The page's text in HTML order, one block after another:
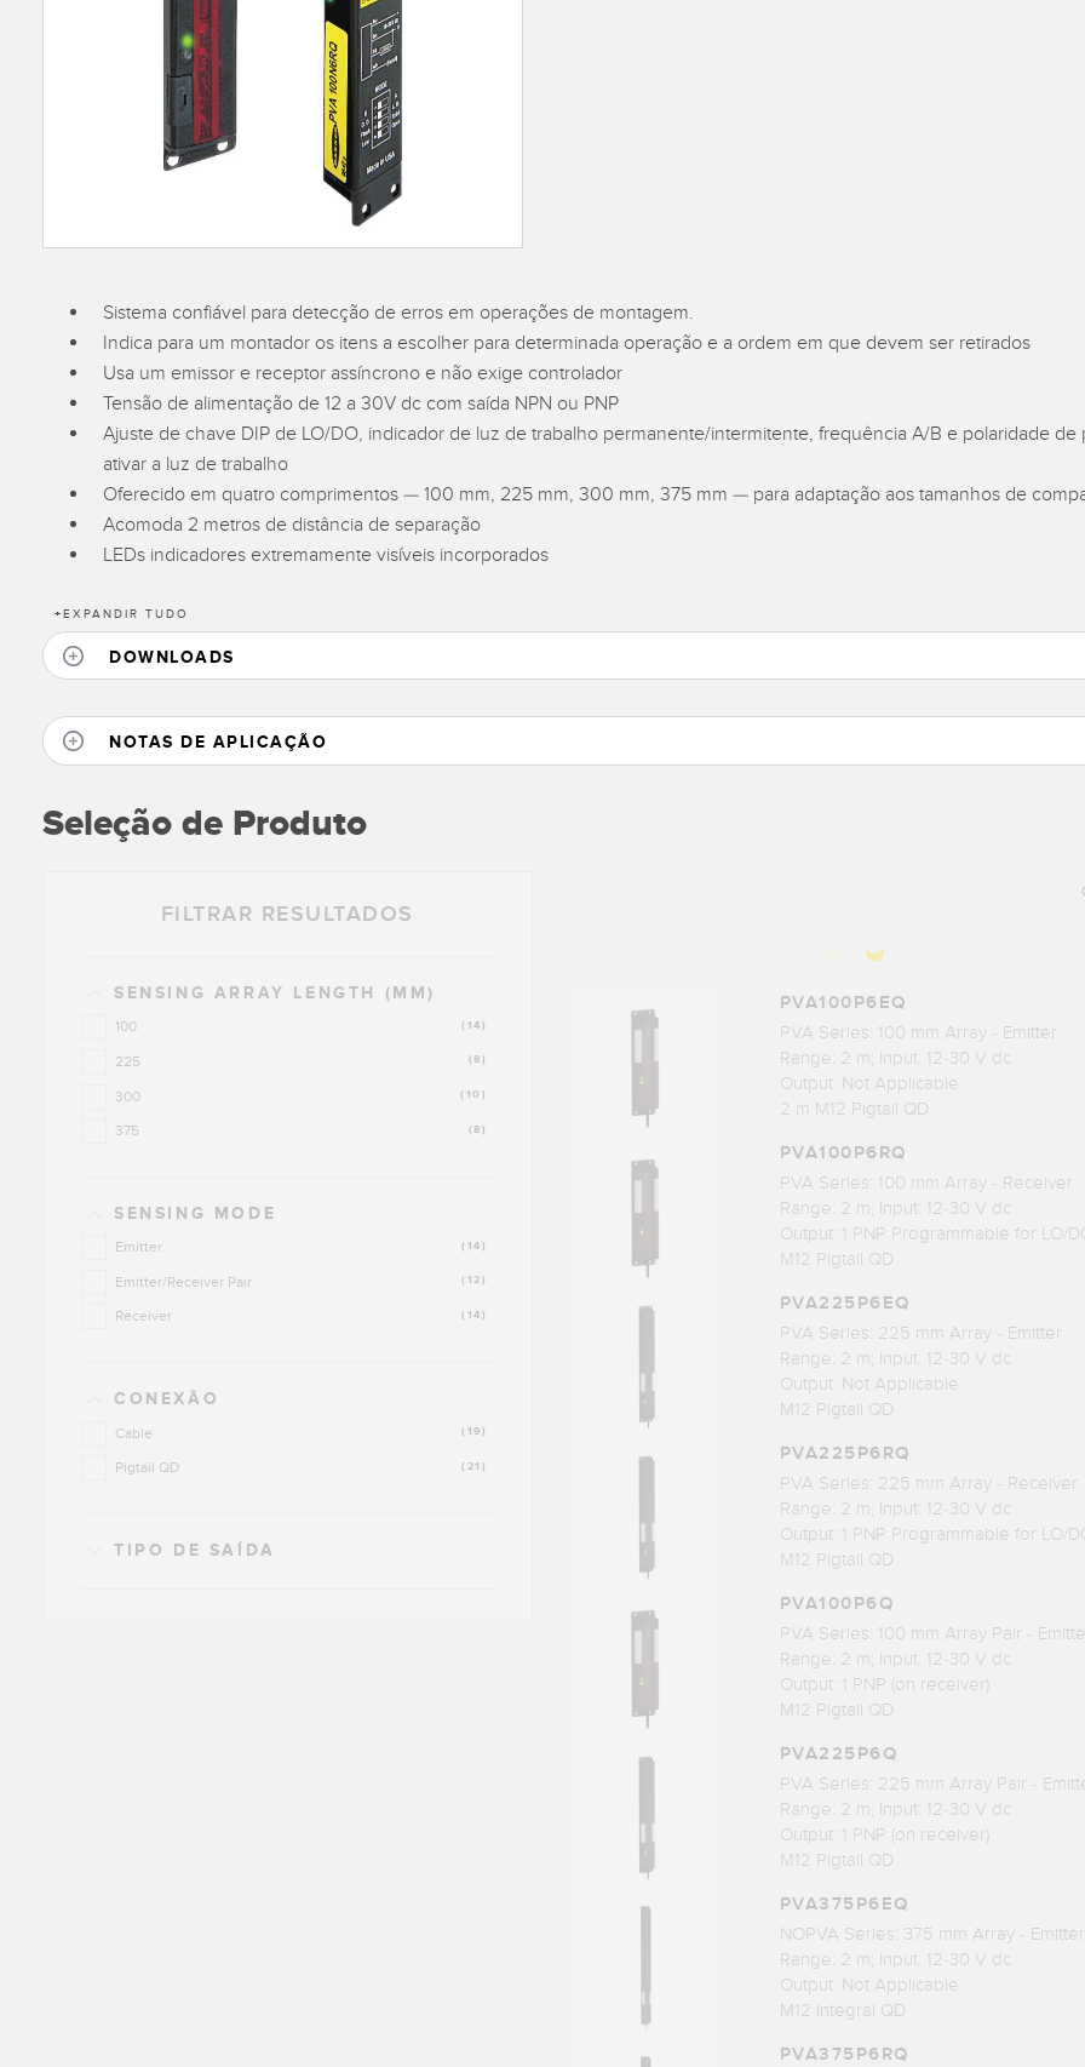
BARCODE & VISION
I/O REMOTAS
CONNECTIVITY
MONITORING SOLUTIONS
ACESSÓRIOS E PRODUTOS
RELACIONADOS
SOFTWARE PARA
PRODUTOS BANNER
TECHNOLOGIES
Cabos
Conversores
ILUMINAÇÃO INDUSTRIAL
INDICAÇÃO DE STATUS
MEDIÇÃO E INSPEÇÃO
CONTROLE DE QUALIDADE
DETECÇÃO DE VEÍCULOS
PREDICTIVE
RADAR APPLICATIONS
Sistema confiável para detecção de erros em operações de montagem.
Indica para um montador os itens a escolher para determinada operação e a ordem em que devem ser retirados
Usa um emissor e receptor assíncrono e não exige controlador
Tensão de alimentação de 12 a 30V dc com saída NPN ou PNP
Ajuste de chave DIP de LO/DO, indicador de luz de trabalho permanente/intermitente, frequência A/B e polaridade de
ativar a luz de trabalho
Oferecido em quatro comprimentos — 100 mm, 225 mm, 300 mm, 375 mm — para adaptação aos tamanhos de
Acomoda 2 metros de distância de separação
LEDs indicadores extremamente visíveis incorporados
+EXPANDIR TUDO
DOWNLOADS
NOTAS DE APLICAÇÃO
Seleção de Produto
FILTRAR RESULTADOS
SENSING ARRAY LENGTH (MM)
(14)
100
(8)
225
(10)
300
(8)
375
SENSING MODE
(14)
Emitter
(12)
Emitter/Receiver Pair
(14)
Receiver
CONEXÃO
(19)
Cable
(21)
Pigtail QD
TIPO DE SAÍDA
PVA100P6EQ
PVA Series: 100 mm Array - Emitter
Range: 2 m; Input: 12-30 V dc
Output: Not Applicable
2 m M12 Pigtail QD
PVA100P6RQ
PVA Series: 100 mm Array - Receiver
Range: 2 m; Input: 12-30 V dc
Output: 1 PNP Programmable for LO/
M12 Pigtail QD
PVA225P6EQ
PVA Series: 225 mm Array - Emitter
Range: 2 m; Input: 12-30 V dc
Output: Not Applicable
M12 Pigtail QD
PVA225P6RQ
PVA Series: 225 mm Array - Receiver
Range: 2 m; Input: 12-30 V dc
Output: 1 PNP Programmable for LO/
M12 Pigtail QD
PVA100P6Q
PVA Series: 100 mm Array Pair -
Range: 2 m; Input: 12-30 V dc
Output: 1 PNP (on receiver)
M12 Pigtail QD
PVA225P6Q
PVA Series: 225 mm Array Pair -
Range: 2 m; Input: 12-30 V dc
Output: 1 PNP (on receiver)
M12 Pigtail QD
PVA375P6EQ
NOPVA Series: 375 mm Array - Emitter
Range: 2 m; Input: 12-30 V dc
Output: Not Applicable
M12 Integral QD
PVA375P6RQ